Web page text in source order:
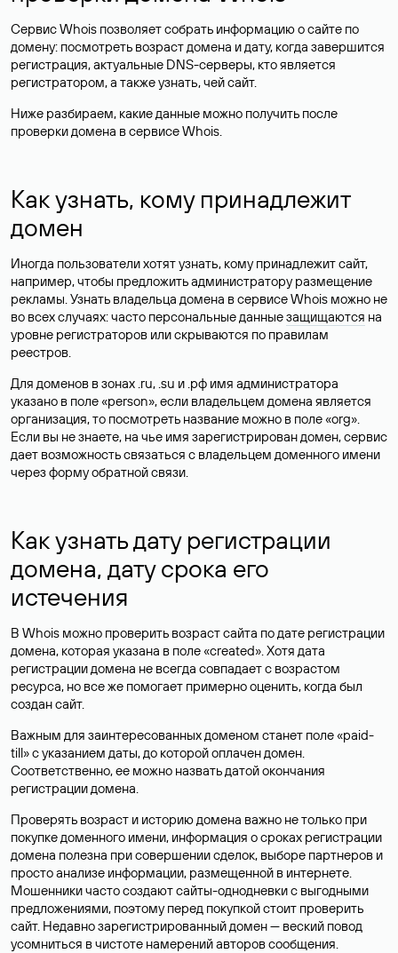
Сервис Whois позволяет собрать информацию о сайте по
домену: посмотреть возраст домена и дату, когда завершится
регистрация, актуальные DNS-серверы, кто является
регистратором, а также узнать, чей сайт.
Ниже разбираем, какие данные можно получить после
проверки домена в сервисе Whois.
Как узнать, кому принадлежит
домен
Иногда пользователи хотят узнать, кому принадлежит сайт,
например, чтобы предложить администратору размещение
рекламы. Узнать владельца домена в сервисе Whois можно не
во всех случаях: часто персональные данныезащищаются на
уровне регистраторов или скрываются по правилам
реестров.
Для доменов в зонах .ru, .su и .рф имя администратора
указано в поле «person», если владельцем домена является
организация, то посмотреть название можно в поле «org».
Если вы не знаете, на чье имя зарегистрирован домен, сервис
дает возможность связаться с владельцем доменного имени
через форму обратной связи.
Как узнать дату регистрации
домена, дату срока его
истечения
В Whois можно проверить возраст сайта по дате регистрации
домена, которая указана в поле «created». Хотя дата
регистрации домена не всегда совпадает с возрастом
ресурса, но все же помогает примерно оценить, когда был
создан сайт.
Важным для заинтересованных доменом станет поле «paid-
till» с указанием даты, до которой оплачен домен.
Соответственно, ее можно назвать датой окончания
регистрации домена.
Проверять возраст и историю домена важно не только при
покупке доменного имени, информация о сроках регистрации
домена полезна при совершении сделок, выборе партнеров и
просто анализе информации, размещенной в интернете.
Мошенники часто создают сайты-однодневки с выгодными
предложениями, поэтому перед покупкой стоит проверить
сайт. Недавно зарегистрированный домен — веский повод
усомниться в чистоте намерений авторов сообщения.